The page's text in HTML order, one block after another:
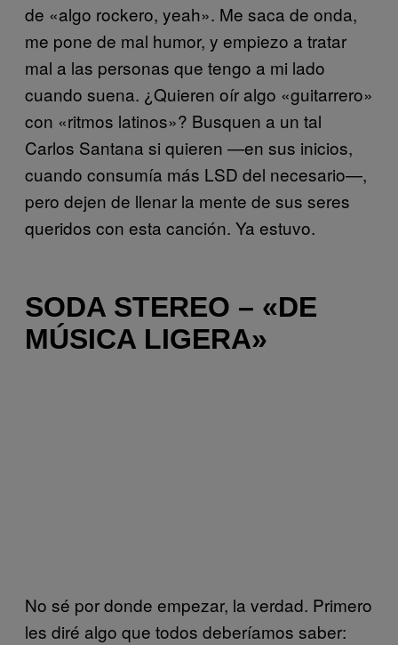
de «algo rockero, yeah». Me saca de onda,
me pone de mal humor, y empiezo a tratar
mal a las personas que tengo a mi lado
cuando suena. ¿Quieren oír algo «guitarrero»
con «ritmos latinos»? Busquen a un tal
Carlos Santana si quieren —en sus inicios,
cuando consumía más LSD del necesario—,
pero dejen de llenar la mente de sus seres
queridos con esta canción. Ya estuvo.
SODA STEREO – «DE
MÚSICA LIGERA»
No sé por donde empezar, la verdad. Primero
les diré algo que todos deberíamos saber: